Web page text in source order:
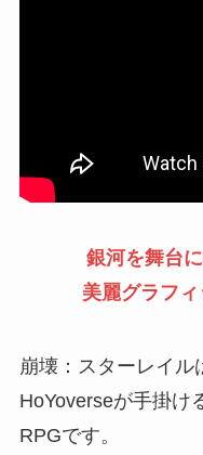
銀河を舞台
美麗グラフ
崩壊：スターレイル
HoYoverseが手掛け
RPGです。